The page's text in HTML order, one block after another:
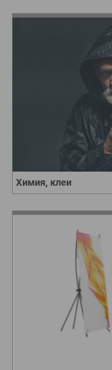
Химия, клеи